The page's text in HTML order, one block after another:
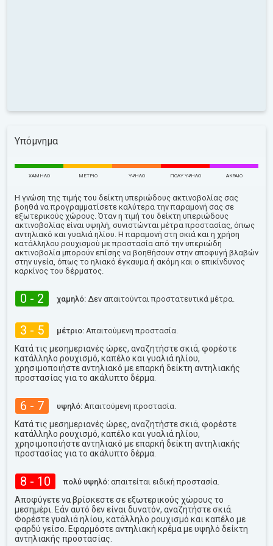
Υπόμνημα
ΧΑΜΗΛΌ ΜΈΤΡΙΟ ΥΨΗΛΌ ΠΟΛΎ ΥΨΗΛΌ ΑΚΡΑΊΟ
Η γνώση της τιμής του δείκτη υπεριώδους ακτινοβολίας σας
βοηθά να προγραμματίσετε καλύτερα την παραμονή σας σε
εξωτερικούς χώρους. Όταν η τιμή του δείκτη υπεριώδους
ακτινοβολίας είναι υψηλή, συνιστώνται μέτρα προστασίας, όπως
αντηλιακό και γυαλιά ηλίου. Η παραμονή στη σκιά και η χρήση
κατάλληλου ρουχισμού με προστασία από την υπεριώδη
ακτινοβολία μπορούν επίσης να βοηθήσουν στην αποφυγή βλαβών
στην υγεία, όπως το ηλιακό έγκαυμα ή ακόμη και ο επικίνδυνος
καρκίνος του δέρματος.
0 - 2 χαμηλό: Δεν απαιτούνται προστατευτικά μέτρα.
3 - 5 μέτριο: Απαιτούμενη προστασία.
Κατά τις μεσημεριανές ώρες, αναζητήστε σκιά, φορέστε
κατάλληλο ρουχισμό, καπέλο και γυαλιά ηλίου,
χρησιμοποιήστε αντηλιακό με επαρκή δείκτη αντηλιακής
προστασίας για το ακάλυπτο δέρμα.
6 - 7 υψηλό: Απαιτούμενη προστασία.
Κατά τις μεσημεριανές ώρες, αναζητήστε σκιά, φορέστε
κατάλληλο ρουχισμό, καπέλο και γυαλιά ηλίου,
χρησιμοποιήστε αντηλιακό με επαρκή δείκτη αντηλιακής
προστασίας για το ακάλυπτο δέρμα.
8 - 10 πολύ υψηλό: απαιτείται ειδική προστασία.
Αποφύγετε να βρίσκεστε σε εξωτερικούς χώρους το
μεσημέρι. Εάν αυτό δεν είναι δυνατόν, αναζητήστε σκιά.
Φορέστε γυαλιά ηλίου, κατάλληλο ρουχισμό και καπέλο με
φαρδύ γείσο. Εφαρμόστε αντηλιακή κρέμα με υψηλό δείκτη
αντηλιακής προστασίας.